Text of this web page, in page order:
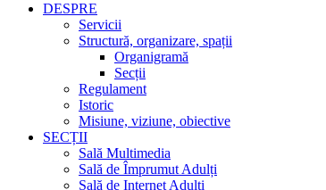
DESPRE
Servicii
Structură, organizare, spații
Organigramă
Secții
Regulament
Istoric
Misiune, viziune, obiective
SECȚII
Sală Multimedia
Sală de Împrumut Adulți
Sală de Internet Adulți